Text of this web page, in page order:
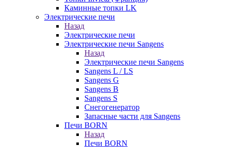
Каминные топки LK
Электрические печи
Назад
Электрические печи
Электрические печи Sangens
Назад
Электрические печи Sangens
Sangens L / LS
Sangens G
Sangens B
Sangens S
Снегогенератор
Запасные части для Sangens
Печи BORN
Назад
Печи BORN